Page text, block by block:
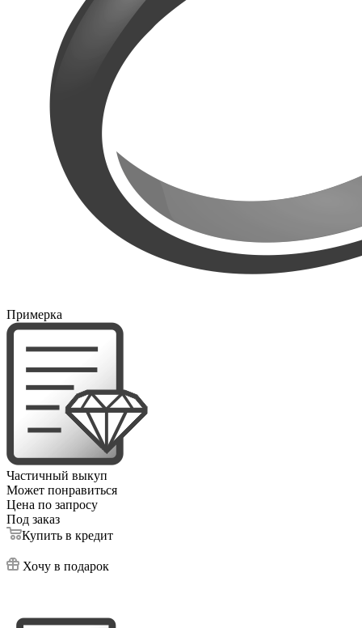
Примерка
Частичный выкуп
Может понравиться
Цена по запросу
Под заказ
Купить в кредит
Хочу в подарок